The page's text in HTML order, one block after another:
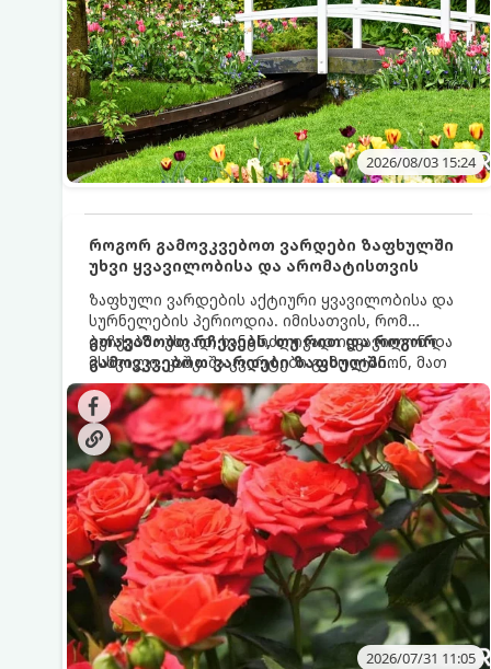
2026/08/03 15:24
როგორ გამოვკვებოთ ვარდები ზაფხულში
უხვი ყვავილობისა და არომატისთვის
ზაფხული ვარდების აქტიური ყვავილობისა და
სურნელების პერიოდია. იმისათვის, რომ
ბუჩქებმა უხვად, ხანგრძლივად იყვავილონ და
მსხვილი, კაშკაშა კვირტები გამოიტანონ, მათ
რეგულარული და სწორი გამოკვება
სჭირდებათ. ზაფხულის პერიოდში მცენარის
მოთხოვნილებები იცვლება, ამიტომ
მნიშვნელოვანია ვიცოდეთ, რომელი სასუქები
გამოიყენება ამ დროს.
გთავაზობთ რჩევებს, თუ რით და როგორ
გამოვკვებოთ ვარდები ზაფხულში
საუკეთესო შედეგის მისაღწევად:
2026/07/31 11:05